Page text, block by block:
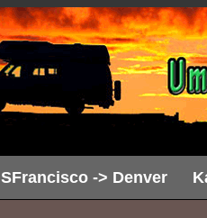
SFrancisco -> Denver